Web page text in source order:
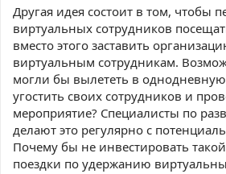
Другая идея состоит в том, чтобы
виртуальных сотрудников
вместо этого заставить
виртуальным сотрудникам.
могли бы вылететь в однодневную
угостить своих сотрудников и
мероприятие? Специалисты по
делают это регулярно с
Почему бы не инвестировать
поездки по удержанию